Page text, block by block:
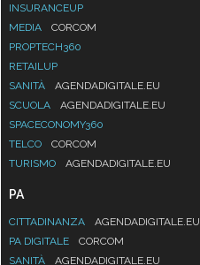
INSURANCEUP
MEDIA
CORCOM
PROPTECH360
RETAILUP
SANITÀ
AGENDADIGITALE.EU
SCUOLA
AGENDADIGITALE.EU
SPACECONOMY360
TELCO
CORCOM
TURISMO
AGENDADIGITALE.EU
PA
CITTADINANZA
AGENDADIGITALE.EU
PA DIGITALE
CORCOM
SANITÀ
AGENDADIGITALE.EU